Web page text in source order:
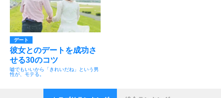
デート
彼女とのデートを成功さ
せる30のコツ
嘘でもいいから「きれいだね」という男
性が、モテる。